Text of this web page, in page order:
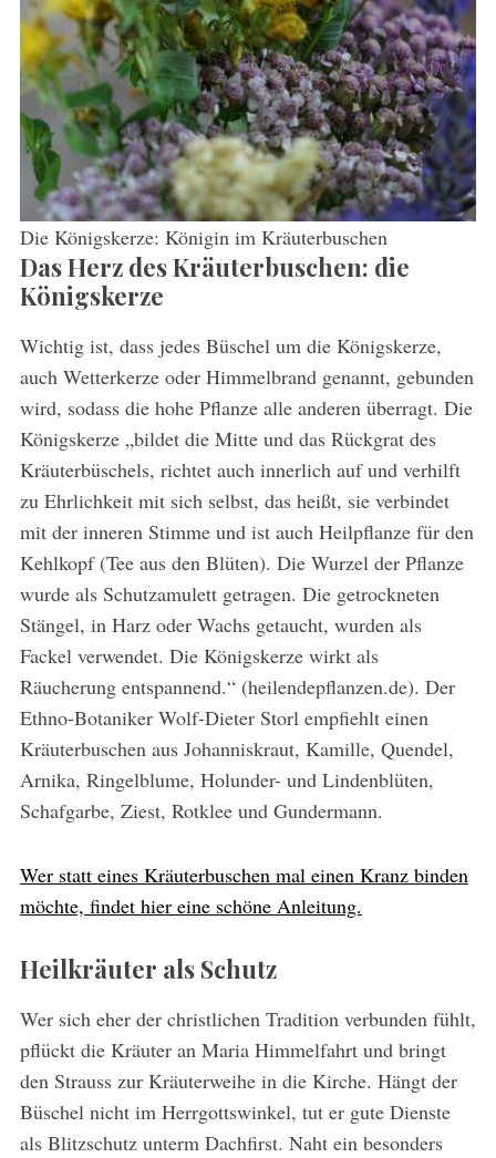
Die Königskerze: Königin im Kräuterbuschen
Das Herz des Kräuterbuschen: die
Königskerze
Wichtig ist, dass jedes Büschel um die Königskerze,
auch Wetterkerze oder Himmelbrand genannt, gebunden
wird, sodass die hohe Pflanze alle anderen überragt. Die
Königskerze „bildet die Mitte und das Rückgrat des
Kräuterbüschels, richtet auch innerlich auf und verhilft
zu Ehrlichkeit mit sich selbst, das heißt, sie verbindet
mit der inneren Stimme und ist auch Heilpflanze für den
Kehlkopf (Tee aus den Blüten). Die Wurzel der Pflanze
wurde als Schutzamulett getragen. Die getrockneten
Stängel, in Harz oder Wachs getaucht, wurden als
Fackel verwendet. Die Königskerze wirkt als
Räucherung entspannend.“ (heilendepflanzen.de). Der
Ethno-Botaniker Wolf-Dieter Storl empfiehlt einen
Kräuterbuschen aus Johanniskraut, Kamille, Quendel,
Arnika, Ringelblume, Holunder- und Lindenblüten,
Schafgarbe, Ziest, Rotklee und Gundermann.
Wer statt eines Kräuterbuschen mal einen Kranz binden
möchte, findet hier eine schöne Anleitung.
Heilkräuter als Schutz
Wer sich eher der christlichen Tradition verbunden fühlt,
pflückt die Kräuter an Maria Himmelfahrt und bringt
den Strauss zur Kräuterweihe in die Kirche. Hängt der
Büschel nicht im Herrgottswinkel, tut er gute Dienste
als Blitzschutz unterm Dachfirst. Naht ein besonders